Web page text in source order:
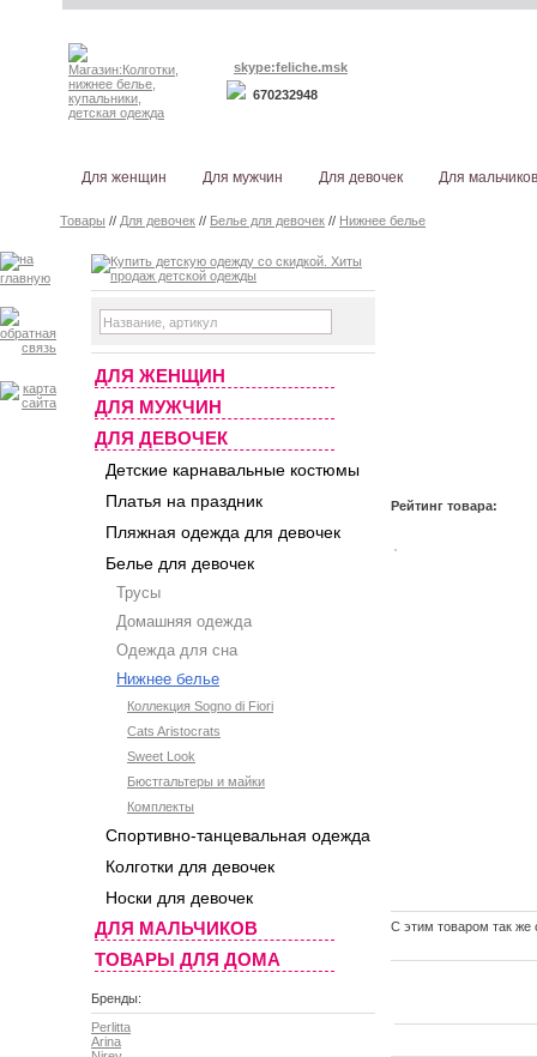
skype:feliche.msk
670232948
Для женщин Для мужчин Для девочек Для мальчиков
Товары // Для девочек // Белье для девочек // Нижнее белье
ДЛЯ ЖЕНЩИН
ДЛЯ МУЖЧИН
ДЛЯ ДЕВОЧЕК
Детские карнавальные костюмы
Платья на праздник
Пляжная одежда для девочек
Белье для девочек
Трусы
Домашняя одежда
Одежда для сна
Нижнее белье
Коллекция Sogno di Fiori
Cats Aristocrats
Sweet Look
Бюстгальтеры и майки
Комплекты
Спортивно-танцевальная одежда
Колготки для девочек
Носки для девочек
ДЛЯ МАЛЬЧИКОВ
ТОВАРЫ ДЛЯ ДОМА
Бренды:
Perlitta
Arina
Рейтинг товара:
C этим товаром так же